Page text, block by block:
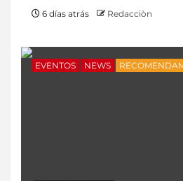
6 días atrás Redacciòn
EVENTOS NEWS